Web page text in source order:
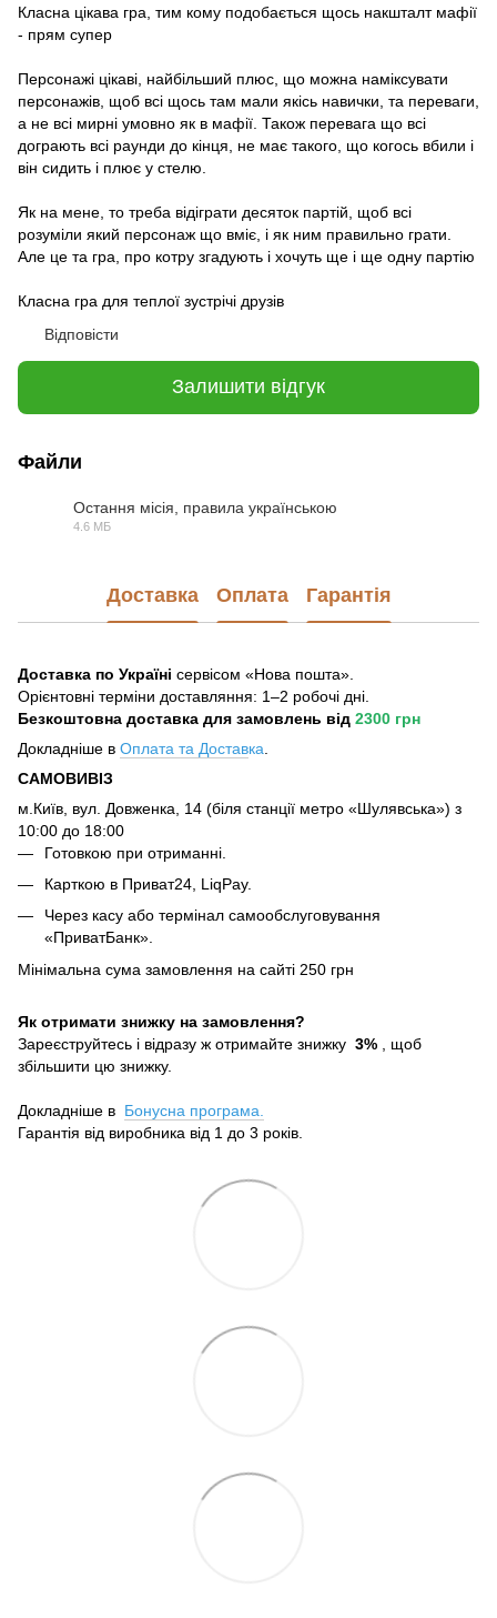
Класна цікава гра, тим кому подобається щось накшталт мафії
- прям супер
Персонажі цікаві, найбільший плюс, що можна наміксувати
персонажів, щоб всі щось там мали якісь навички, та переваги,
а не всі мирні умовно як в мафії. Також перевага що всі
дограють всі раунди до кінця, не має такого, що когось вбили і
він сидить і плює у стелю.
Як на мене, то треба відіграти десяток партій, щоб всі
розуміли який персонаж що вміє, і як ним правильно грати.
Але це та гра, про котру згадують і хочуть ще і ще одну партію
Класна гра для теплої зустрічі друзів
Відповісти
Залишити відгук
Файли
Остання місія, правила українською
4.6 МБ
Доставка Оплата Гарантія
Доставка по Україні сервісом «Нова пошта».
Орієнтовні терміни доставляння: 1–2 робочі дні.
Безкоштовна доставка для замовлень від 2300 грн
Докладніше в Оплата та Доставка
САМОВИВІЗ
м.Київ, вул. Довженка, 14 (біля станції метро «Шулявська») з
10:00 до 18:00
Готовкою при отриманні.
Карткою в Приват24, LiqPay.
Через касу або термінал самообслуговування
«ПриватБанк».
Мінімальна сума замовлення на сайті 250 грн
Як отримати знижку на замовлення?
Зареєструйтесь і відразу ж отримайте знижку 3% , щоб
збільшити цю знижку.
Докладніше в Бонусна програма.
Гарантія від виробника від 1 до 3 років.